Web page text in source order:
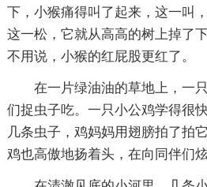
下，小猴痛得叫了起来，这一叫
这一松，它就从高高的树上掉了
不用说，小猴的红屁股更红了。
在一片绿油油的草地上，一
们捉虫子吃。一只小公鸡学得很
几条虫子，鸡妈妈用翅膀拍了拍
鸡也高傲地扬着头，在向同伴们